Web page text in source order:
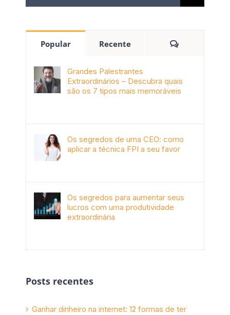
Popular Recente
Grandes Palestrantes
Extraordinários – Descubra quais
são os 7 tipos mais memoráveis
Os segredos de uma CEO: como
aplicar a técnica FPI a seu favor
Os segredos para aumentar seus
lucros com uma produtividade
extraordinária
Posts recentes
Ganhar dinheiro na internet: 12 formas de ter